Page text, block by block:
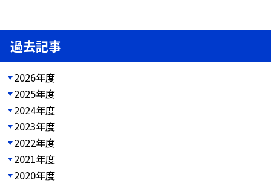
過去記事
2026年度
2025年度
2024年度
2023年度
2022年度
2021年度
2020年度